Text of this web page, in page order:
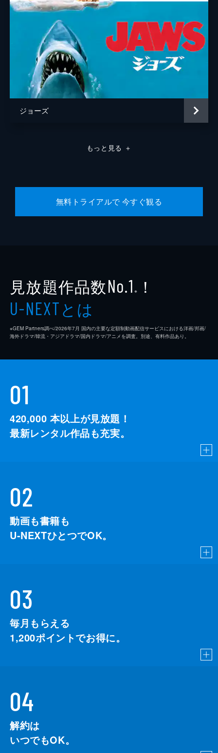
ジョーズ
もっと見る ＋
無料トライアルで 今すぐ観る
見放題作品数No.1 ※ ！
U-NEXTとは
※GEM Partners調べ/2026年7⽉ 国内の主要な定額制動画配信サービスにおける洋画/邦画/
海外ドラマ/韓流・アジアドラマ/国内ドラマ/アニメを調査。別途、有料作品あり。
01
420,000 本以上が見放題！
最新レンタル作品も充実。
02
動画も書籍も
U-NEXTひとつでOK。
03
毎月もらえる
1,200ポイントでお得に。
04
解約は
いつでもOK。